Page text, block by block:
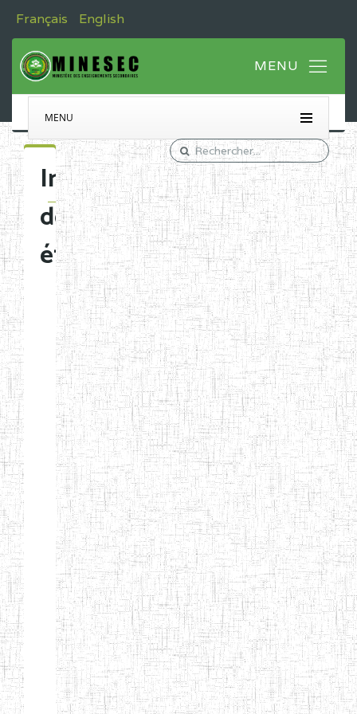
Français English
MENU
Immatriculation
des
établissements
Etablissements
d'enseignement
normal
ENI
Chercher:
Effacer les filtres
Denomination
Type